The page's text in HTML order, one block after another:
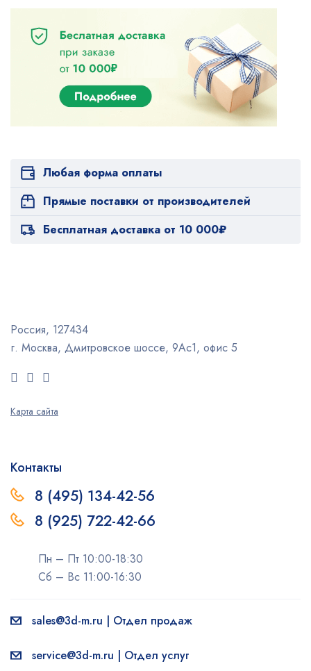
Любая форма оплаты
Прямые поставки от производителей
Бесплатная доставка от 10 000₽
Россия, 127434
г. Москва, Дмитровское шоссе, 9Ас1, офис 5
Карта сайта
Контакты
8 (495) 134-42-56
8 (925) 722-42-66
Пн – Пт 10:00-18:30
Сб – Вс 11:00-16:30
sales@3d-m.ru | Отдел продаж
service@3d-m.ru | Отдел услуг